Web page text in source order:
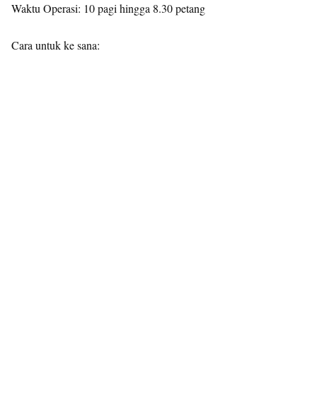
Waktu Operasi: 10 pagi hingga 8.30 petang
Cara untuk ke sana: